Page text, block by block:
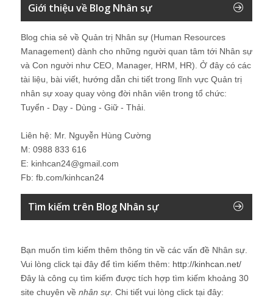
Giới thiệu về Blog Nhân sự
Blog chia sẻ về Quản trị Nhân sự (Human Resources
Management) dành cho những người quan tâm tới Nhân sự
và Con người như CEO, Manager, HRM, HR). Ở đây có các
tài liệu, bài viết, hướng dẫn chi tiết trong lĩnh vực Quản trị
nhân sự xoay quay vòng đời nhân viên trong tổ chức:
Tuyển - Dạy - Dùng - Giữ - Thải.
Liên hệ: Mr. Nguyễn Hùng Cường
M: 0988 833 616
E: kinhcan24@gmail.com
Fb: fb.com/kinhcan24
Tìm kiếm trên Blog Nhân sự
Bạn muốn tìm kiếm thêm thông tin về các vấn đề Nhân sự
Vui lòng click tại đây để tìm kiếm thêm: http://kinhcan.net/
Đây là công cụ tìm kiếm được tích hợp tìm kiếm khoảng 30
site chuyên về nhân sự. Chi tiết vui lòng click tại đây: